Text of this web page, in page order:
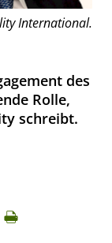
International.
des
Rolle,
schreibt.